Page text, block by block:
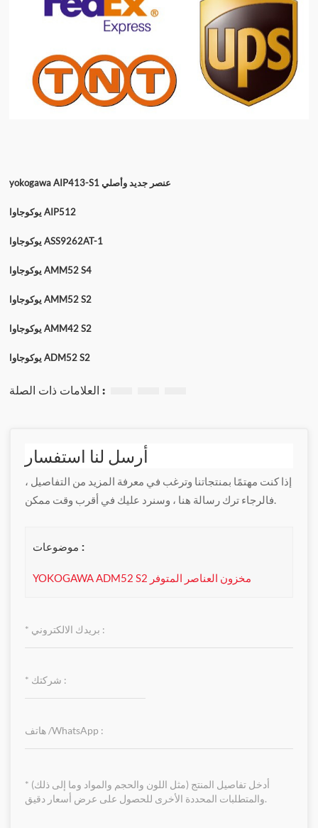
yokogawa AIP413-S1 عنصر جديد وأصلي
يوكوجاوا AIP512
يوكوجاوا ASS9262AT-1
يوكوجاوا AMM52 S4
يوكوجاوا AMM52 S2
يوكوجاوا AMM42 S2
يوكوجاوا ADM52 S2
العلامات ذات الصلة :
أرسل لنا استفسار
إذا كنت مهتمًا بمنتجاتنا وترغب في معرفة المزيد من التفاصيل ،
فالرجاء ترك رسالة هنا ، وسنرد عليك في أقرب وقت ممكن.
موضوعات :
YOKOGAWA ADM52 S2 مخزون العناصر المتوفر